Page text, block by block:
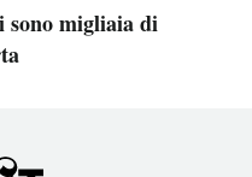
sono migliaia di